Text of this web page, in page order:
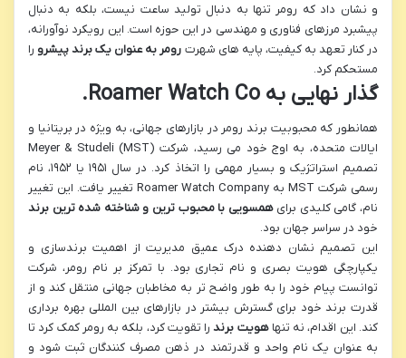
و نشان داد که رومر تنها به دنبال تولید ساعت نیست، بلکه به دنبال
پیشبرد مرزهای فناوری و مهندسی در این حوزه است. این رویکرد نوآورانه،
در کنار تعهد به کیفیت، پایه های شهرت رومر به عنوان یک برند پیشرو را
مستحکم کرد.
گذار نهایی به Roamer Watch Co.
همانطور که محبوبیت برند رومر در بازارهای جهانی، به ویژه در بریتانیا و
ایالات متحده، به اوج خود می رسید، شرکت Meyer & Studeli (MST)
تصمیم استراتژیک و بسیار مهمی را اتخاذ کرد. در سال ۱۹۵۱ یا ۱۹۵۲، نام
رسمی شرکت MST به Roamer Watch Company تغییر یافت. این تغییر
نام، گامی کلیدی برایهمسویی با محبوب ترین و شناخته شده ترین برند
خود در سراسر جهان بود.
این تصمیم نشان دهنده درک عمیق مدیریت از اهمیت برندسازی و
یکپارچگی هویت بصری و نام تجاری بود. با تمرکز بر نام رومر، شرکت
توانست پیام خود را به طور واضح تر به مخاطبان جهانی منتقل کند و از
قدرت برند خود برای گسترش بیشتر در بازارهای بین المللی بهره برداری
کند. این اقدام، نه تنهاهویت برندرا تقویت کرد، بلکه به رومر کمک کرد تا
به عنوان یک نام واحد و قدرتمند در ذهن مصرف کنندگان ثبت شود و